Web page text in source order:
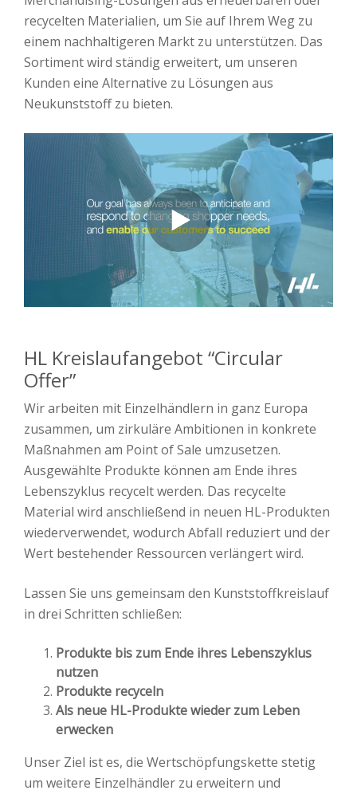
recycelten Materialien, um Sie auf Ihrem Weg zu
einem nachhaltigeren Markt zu unterstützen. Das
Sortiment wird ständig erweitert, um unseren
Kunden eine Alternative zu Lösungen aus
Neukunststoff zu bieten.
HL Kreislaufangebot “Circular
Offer”
Wir arbeiten mit Einzelhändlern in ganz Europa
zusammen, um zirkuläre Ambitionen in konkrete
Maßnahmen am Point of Sale umzusetzen.
Ausgewählte Produkte können am Ende ihres
Lebenszyklus recycelt werden. Das recycelte
Material wird anschließend in neuen HL-Produkten
wiederverwendet, wodurch Abfall reduziert und der
Wert bestehender Ressourcen verlängert wird.
Lassen Sie uns gemeinsam den Kunststoffkreislauf
in drei Schritten schließen:
Produkte bis zum Ende ihres Lebenszyklus
nutzen
Produkte recyceln
Als neue HL-Produkte wieder zum Leben
erwecken
Unser Ziel ist es, die Wertschöpfungskette stetig
um weitere Einzelhändler zu erweitern und